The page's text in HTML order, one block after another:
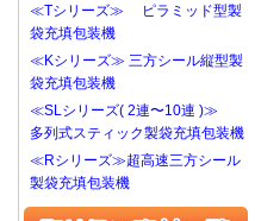
≪Tシリーズ≫ ピラミッド型製
袋充填包装機
≪Kシリーズ≫ 三方シール縦型製
袋充填包装機
≪SLシリーズ( 2連〜10連 )≫
多列式スティック製袋充填包装機
≪Rシリーズ≫超高速三方シール
製袋充填包装機